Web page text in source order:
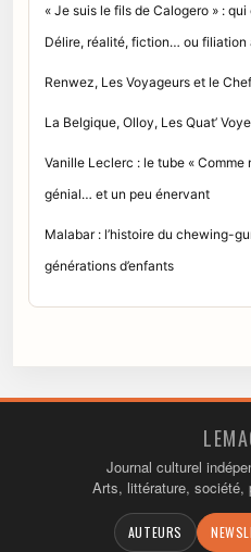
« Je suis le fils de Calogero » :
Délire, réalité, fiction… ou filiation
Renwez, Les Voyageurs et le
La Belgique, Olloy, Les Quat’
Vanille Leclerc : le tube «
génial… et un peu énervant
Malabar : l’histoire du chewing-
générations d’enfants
Journal culturel
Arts, littérature, société,
AUTEURS